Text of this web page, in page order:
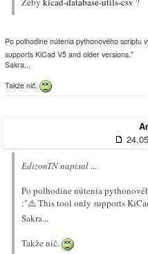
Po polhodine nútenia pythonového scriptu
supports KiCad V5 and older versions."
Sakra...
Takže nič.
EdizonTN napísal ...
Po polhodine nútenia
:"⚠️ This tool only supports
Sakra...
Takže nič.